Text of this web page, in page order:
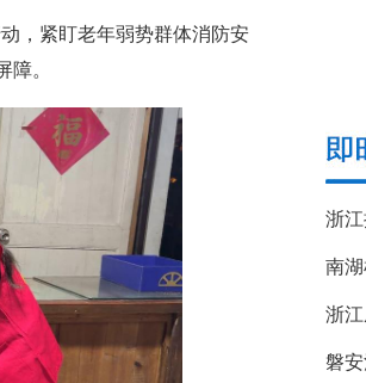
，紧盯老年弱势群体消防安
。
南
浙
磐